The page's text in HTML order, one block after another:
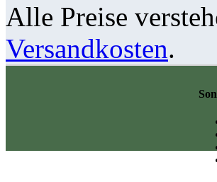
Alle Preise
Versandkosten.